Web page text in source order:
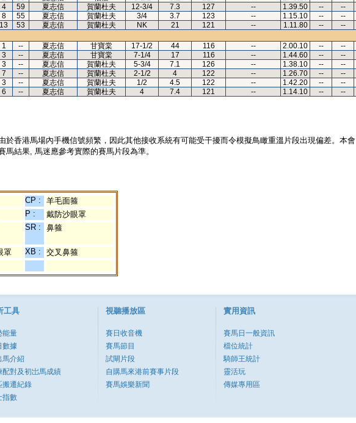
4 59 夏志信 賀蘭杜夫 12-3/4 7.3 127 -- 1.39.50 -- --
8 55 夏志信 賀蘭杜夫 3/4 3.7 123 -- 1.15.10 -- --
13 53 夏志信 賀蘭杜夫 NK 21 121 -- 1.11.80 -- --
1 -- 夏志信 甘寶棠 17-1/2 44 116 -- 2.00.10 -- --
3 -- 夏志信 甘寶棠 7-1/4 17 116 -- 1.44.60 -- --
3 -- 夏志信 賀蘭杜夫 5-3/4 7.1 126 -- 1.38.10 -- --
7 -- 夏志信 賀蘭杜夫 2-1/2 4 122 -- 1.26.70 -- --
3 -- 夏志信 賀蘭杜夫 1/2 4.5 122 -- 1.42.20 -- --
6 -- 夏志信 賀蘭杜夫 4 7.4 121 -- 1.14.10 -- --
香港馬場內手機信號頻繁，因此其他接收系統有可能受干擾而令模擬鳥瞰重溫片段出現偏差。本會
結果, 馬迷應參考實際的賽馬片段為準。
CP :
羊毛面箍
P :
戴防沙眼罩
SR : 鼻箍
罩 XB :
交叉鼻箍
工具
能量
數據
馬介紹
配對及初岀馬成績
搬遷紀錄
指數
視聽播放區
賽日收音機
賽馬節目
試閘片段
自購馬來港前賽事片段
賽馬娛樂新聞
實用資訊
賽馬日一般資訊
檔位統計
騎師王統計
靈活玩
傳媒專用區